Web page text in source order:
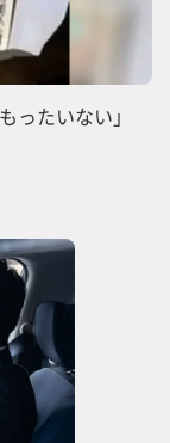
ったいない」